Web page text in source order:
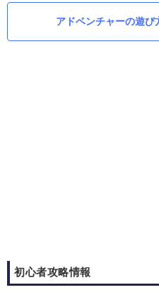
アドベンチャーの遊び
初心者攻略情報